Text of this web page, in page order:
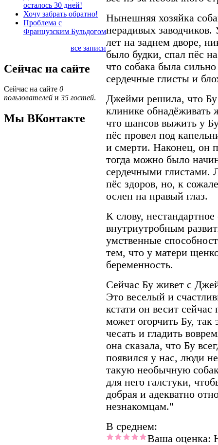
осталось 30 дней!
Хочу забрать обратно!
Проблема с
Французским Бульдогом
все записи
Сейчас на сайте
Сейчас на сайте 0
пользователей и 35 гостей.
Мы ВКонтакте
Нынешняя хозяйка
нерадивых
лет на заднем дворе,
было будки, спал пёс
что собака была
сердечные глисты и
Джейми решила, что Бу
клинике обнадёживать
что шансов выжить у
пёс провел под
и смерти. Наконец, он
тогда можно было
сердечными глистами.
пёс здоров, но, к
ослеп на правый глаз.
К слову,
внутриутробным
умственные
тем, что у матери
беременность.
Сейчас Бу живет с
Это веселый и
кстати он весит
может огорчить Бу, так
чесать и гладить
она сказала, что Бу
появился у нас, люди
такую необычную
для него галстуки,
добрая и адекватно
незнакомцам."
В среднем:
Ваша оценка: